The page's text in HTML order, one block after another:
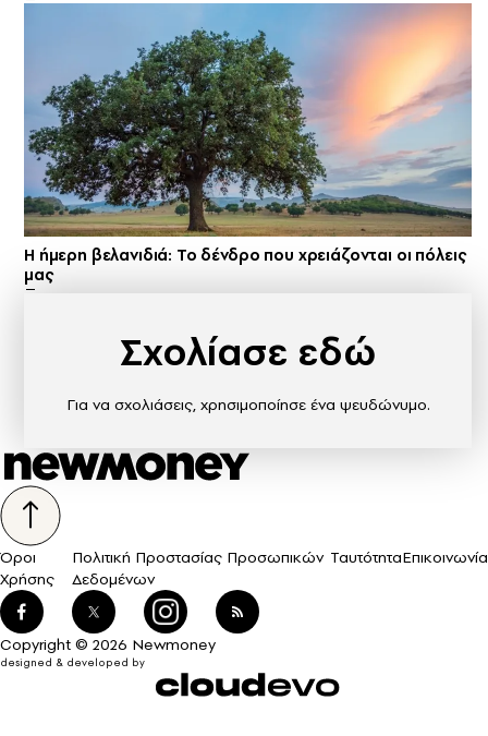
Η ήμερη βελανιδιά: Το δένδρο που χρειάζονται οι πόλεις
μας
Σχολίασε εδώ
Για να σχολιάσεις, χρησιμοποίησε ένα ψευδώνυμο.
Όροι
Χρήσης
Πολιτική Προστασίας Προσωπικών
Δεδομένων
ΤαυτότηταΕπικοινωνία
Copyright © 2026 Newmoney
designed & developed by